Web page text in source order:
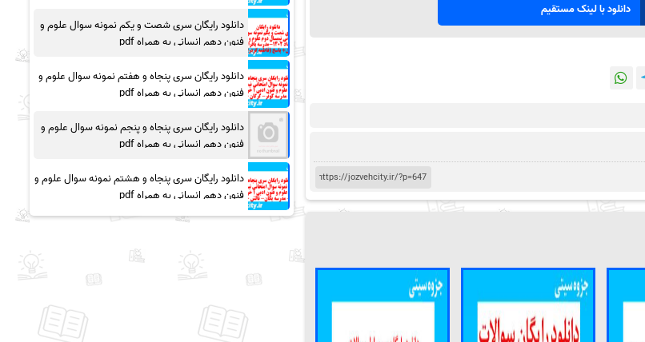
دانلود با لینک مستقیم
دانلود رایگان سری شصت و یکم نمونه سوال علوم و
فنون دهم انسانی به همراه pdf
دانلود رایگان سری پنجاه و هفتم نمونه سوال علوم و
فنون دهم انسانی به همراه pdf
دانلود رایگان سری پنجاه و پنجم نمونه سوال علوم و
فنون دهم انسانی به همراه pdf
دانلود رایگان سری پنجاه و هشتم نمونه سوال علوم و
فنون دهم انسانی به همراه pdf